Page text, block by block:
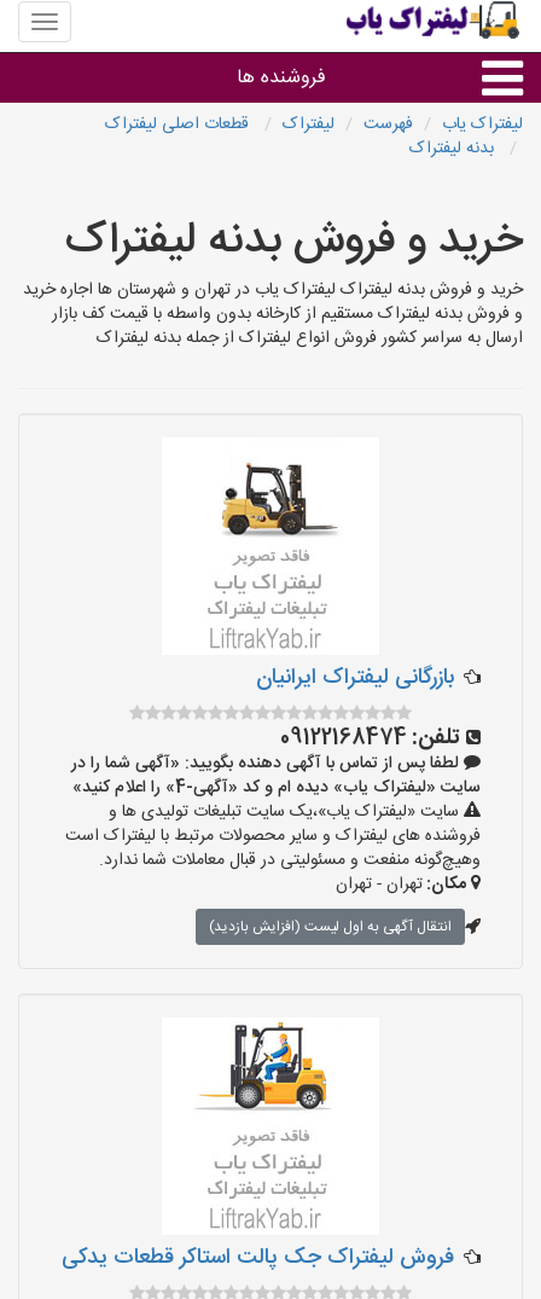
منوی
سایت
یاب
فروشنده ها
استان ها
لیفتراک یاب فهرست لیفتراک
قطعات اصلی لیفتراک
بدنه لیفتراک
خرید و فروش بدنه لیفتراک
خرید و فروش بدنه لیفتراک لیفتراک یاب در تهران و شهرستان ها اجاره خرید
و فروش بدنه لیفتراک مستقیم از کارخانه بدون واسطه با قیمت کف بازار
ارسال به سراسر کشور فروش انواع لیفتراک از جمله بدنه لیفتراک
بازرگانی لیفتراک ایرانیان
تلفن: 09122168474
لطفا پس از تماس با آگهی دهنده بگویید: «آگهی شما را در
سایت «لیفتراک یاب» دیده ام و کد «آگهی-4» را اعلام کنید»
سایت «لیفتراک یاب»،یک سایت تبلیغات تولیدی ها و
فروشنده های لیفتراک و سایر محصولات مرتبط با لیفتراک است
وهیچ‌گونه منفعت و مسئولیتی در قبال معاملات شما ندارد.
مکان:تهران - تهران
انتقال آگهی به اول لیست (افزایش بازدید)
فروش لیفتراک جک پالت استاکر قطعات یدکی